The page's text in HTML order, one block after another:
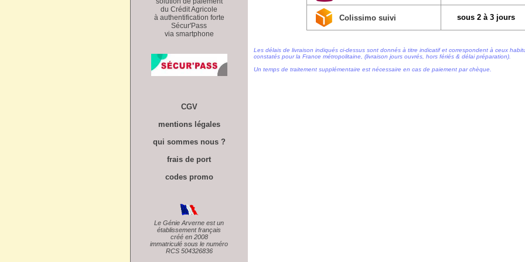
du Crédit Agricole
à authentification forte
Sécur'Pass
via smartphone
CGV
mentions légales
qui sommes nous ?
frais de port
codes promo
Le Génie Arverne est un
établissement français
créé en 2008
immatriculé sous le numéro
RCS 504326836
Colissimo suivi sous 2 à 3 jours
Les délais de livraison indiqués ci-dessus sont donnés à titre indicatif et correspondent à ceux
constatés pour la France métropolitaine, (livraison jours ouvrés, hors fériés & délai préparation).
Un temps de traitement supplémentaire est nécessaire en cas de paiement par chèque.